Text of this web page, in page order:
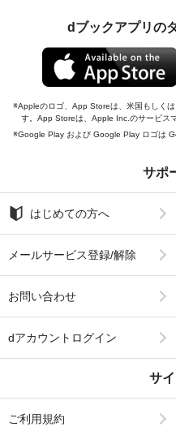
dブックアプリの
Appleのロゴ、App Storeは、米国もしく
す。App Storeは、Apple Inc.のサービス
Google Play および Google Play ロゴは
サポ
はじめての方へ
メールサービス登録/解除
お問い合わせ
dアカウントログイン
サ
ご利用規約